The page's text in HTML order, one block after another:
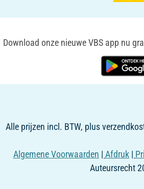
Download onze nieuwe VBS app nu
Alle prijzen incl. BTW, plus
Algemene Voorwaarden | Afdruk |
Auteursrecht